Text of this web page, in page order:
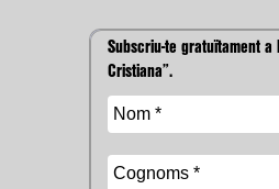
Subscriu-te gratuïtament a
Cristiana”.